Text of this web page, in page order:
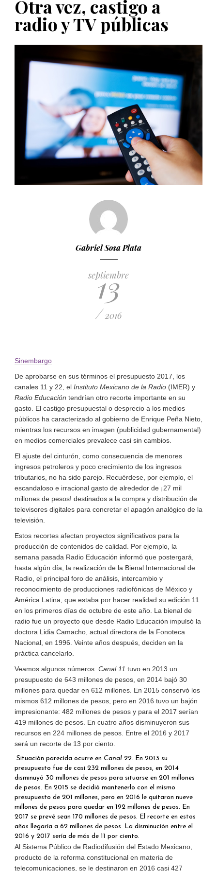
PUBLICADO EL 5 ENERO, 2023
Otra vez, castigo a
radio y TV públicas
Gabriel Sosa Plata
septiembre
13
/ 2016
Sinembargo
De aprobarse en sus términos el presupuesto 2017, los
canales 11 y 22, el Instituto Mexicano de la Radio (IMER) y
Radio Educación tendrían otro recorte importante en su
gasto. El castigo presupuestal o desprecio a los medios
públicos ha caracterizado al gobierno de Enrique Peña Nieto,
mientras los recursos en imagen (publicidad gubernamental)
en medios comerciales prevalece casi sin cambios.
El ajuste del cinturón, como consecuencia de menores
ingresos petroleros y poco crecimiento de los ingresos
tributarios, no ha sido parejo. Recuérdese, por ejemplo, el
escandaloso e irracional gasto de alrededor de ¡27 mil
millones de pesos! destinados a la compra y distribución de
televisores digitales para concretar el apagón analógico de la
televisión.
Estos recortes afectan proyectos significativos para la
producción de contenidos de calidad. Por ejemplo, la
semana pasada Radio Educación informó que postergará,
hasta algún día, la realización de la Bienal Internacional de
Radio, el principal foro de análisis, intercambio y
reconocimiento de producciones radiofónicas de México y
América Latina, que estaba por hacer realidad su edición 11
en los primeros días de octubre de este año. La bienal de
radio fue un proyecto que desde Radio Educación impulsó la
doctora Lidia Camacho, actual directora de la Fonoteca
Nacional, en 1996. Veinte años después, deciden en la
práctica cancelarlo.
Veamos algunos números. Canal 11 tuvo en 2013 un
presupuesto de 643 millones de pesos, en 2014 bajó 30
millones para quedar en 612 millones. En 2015 conservó los
mismos 612 millones de pesos, pero en 2016 tuvo un bajón
impresionante: 482 millones de pesos y para el 2017 serían
419 millones de pesos. En cuatro años disminuyeron sus
recursos en 224 millones de pesos. Entre el 2016 y 2017
será un recorte de 13 por ciento.
Situación parecida ocurre en Canal 22. En 2013 su
presupuesto fue de casi 232 millones de pesos, en 2014
disminuyó 30 millones de pesos para situarse en 201 millones
de pesos. En 2015 se decidió mantenerlo con el mismo
presupuesto de 201 millones, pero en 2016 le quitaron nueve
millones de pesos para quedar en 192 millones de pesos. En
2017 se prevé sean 170 millones de pesos. El recorte en estos
años llegaría a 62 millones de pesos. La disminución entre el
2016 y 2017 sería de más de 11 por ciento.
Al Sistema Público de Radiodifusión del Estado Mexicano,
producto de la reforma constitucional en materia de
telecomunicaciones, se le destinaron en 2016 casi 427